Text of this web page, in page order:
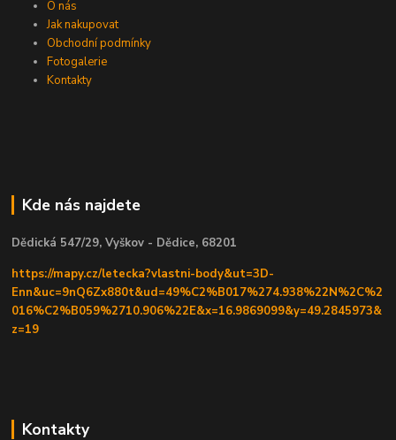
O nás
Jak nakupovat
Obchodní podmínky
Fotogalerie
Kontakty
Kde nás najdete
Dědická 547/29, Vyškov - Dědice, 68201
https://mapy.cz/letecka?vlastni-body&ut=3D-
Enn&uc=9nQ6Zx880t&ud=49%C2%B017%274.938%22N%2C%2
016%C2%B059%2710.906%22E&x=16.9869099&y=49.2845973&
z=19
Kontakty